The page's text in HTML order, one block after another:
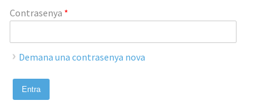
Contrasenya *
Demana una contrasenya nova